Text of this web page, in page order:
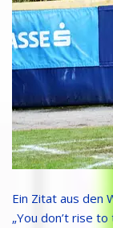
Ein Zitat aus den
„You don’t rise